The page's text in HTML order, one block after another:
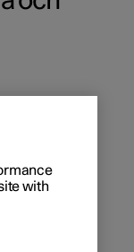
with